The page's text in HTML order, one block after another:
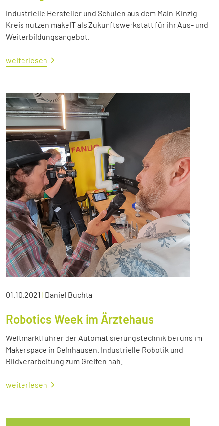
Industrielle Hersteller und Schulen aus dem Main-Kinzig-
Kreis nutzen makeIT als Zukunftswerkstatt für ihr Aus- und
Weiterbildungsangebot.
weiterlesen
01.10.2021 | Daniel Buchta
Robotics Week im Ärztehaus
Weltmarktführer der Automatisierungstechnik bei uns im
Makerspace in Gelnhausen. Industrielle Robotik und
Bildverarbeitung zum Greifen nah.
weiterlesen